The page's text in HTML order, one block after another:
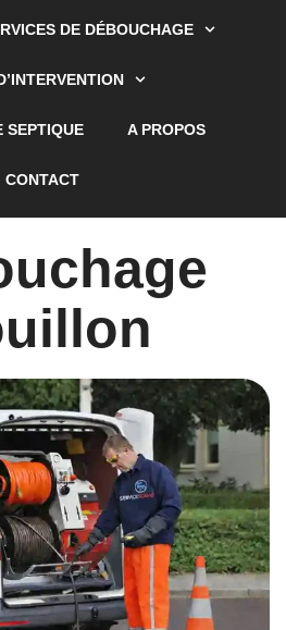
DE DÉBOUCHAGE
SEPTIQUE A PROPOS
CONTACT